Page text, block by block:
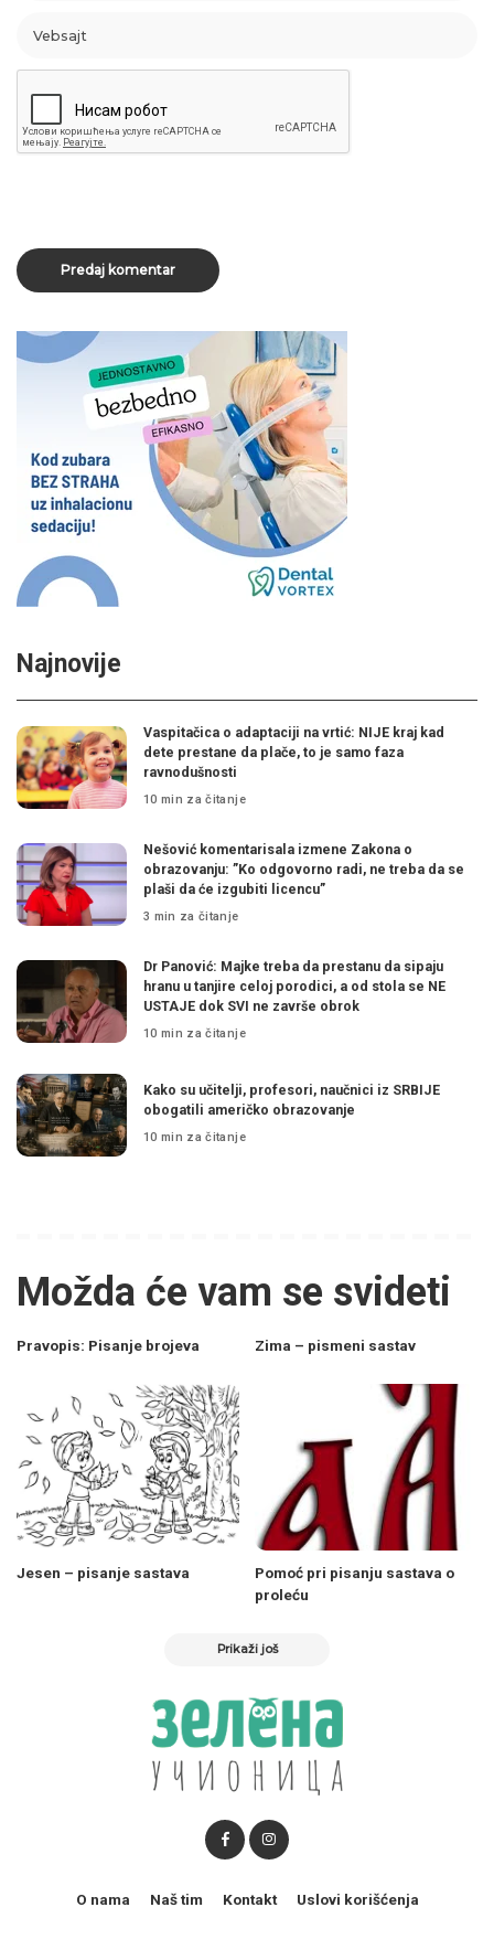
Najnovije
Vaspitačica o adaptaciji na vrtić: NIJE kraj kad
dete prestane da plače, to je samo faza
ravnodušnosti
10 min za čitanje
Nešović komentarisala izmene Zakona o
obrazovanju: ”Ko odgovorno radi, ne treba da se
plaši da će izgubiti licencu”
3 min za čitanje
Dr Panović: Majke treba da prestanu da sipaju
hranu u tanjire celoj porodici, a od stola se NE
USTAJE dok SVI ne završe obrok
10 min za čitanje
Kako su učitelji, profesori, naučnici iz SRBIJE
obogatili američko obrazovanje
10 min za čitanje
Možda će vam se svideti
Pravopis: Pisanje brojeva Zima – pismeni sastav
Jesen – pisanje sastava
Pomoć pri pisanju sastava o
proleću
Prikaži još
O nama Naš tim Kontakt Uslovi korišćenja